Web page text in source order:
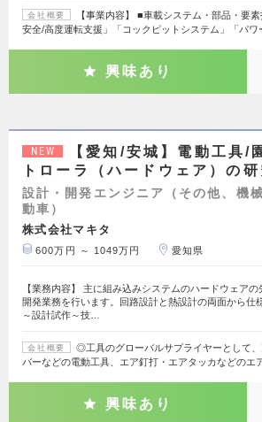
会社概要
【事業内容】 ■車載システム・部品・要
安全/高度運転支援」「コックピットシステム」「パワ
興味あり
NEW
【愛知/安城】電動工具/
トローラ（ハードウェア）の
設計・開発エンジニア（その他、機
動車）
株式会社マキタ
600万円 ～ 1049万円 愛知県
【業務内容】 主に組み込みシステムのハードウェアの
開発業務を行います。回路設計と熱設計の両面から仕
～設計試作～技…
会社概要
◎工具のグローバルサプライヤーとして
バーなどの電動工具、エア釘打・エアタッカなどのエ
興味あり